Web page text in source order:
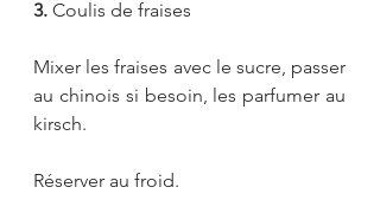
3. Coulis de fraises
Mixer les fraises avec le sucre, passer
au chinois si besoin, les parfumer au
kirsch.
Réserver au froid.